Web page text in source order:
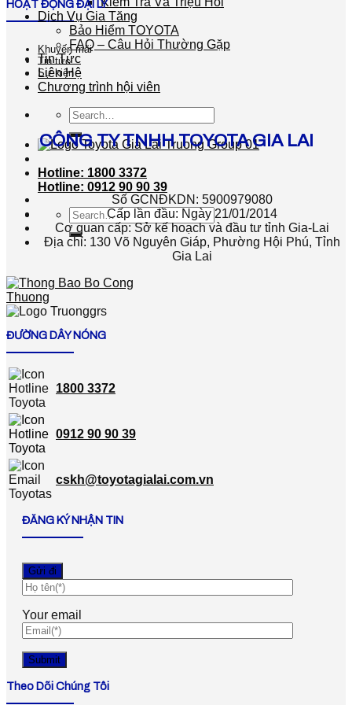
Dịch Vụ Gia Tăng
Bảo Hiểm TOYOTA
FAQ – Câu Hỏi Thường Gặp
Tin Tức
Liên Hệ
Chương trình hội viên
Search
for:
Hotline: 1800 3372
Hotline: 0912 90 90 39
Search
for:
HOẠT ĐỘNG ĐẠI LÝ
Khuyến mãi
Tin tức
Sự kiện
CÔNG TY TNHH TOYOTA GIA LAI
Số GCNĐKDN: 5900979080
Cấp lần đầu: Ngày 21/01/2014
Cơ quan cấp: Sở kế hoạch và đầu tư tỉnh Gia-Lai
Địa chỉ: 130 Võ Nguyên Giáp, Phường Hội Phú, Tỉnh
Gia Lai
ĐƯỜNG DÂY NÓNG
1800 3372
0912 90 90 39
cskh@toyotagialai.com.vn
ĐĂNG KÝ NHẬN TIN
Your email
Theo Dõi Chúng Tôi